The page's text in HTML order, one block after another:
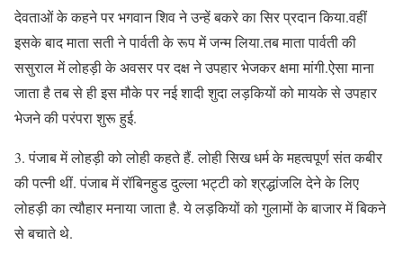
देवताओं के कहने पर भगवान शिव ने उन्हें बकरे का सिर प्रदान किया.वहीं
इसके बाद माता सती ने पार्वती के रूप में जन्म लिया.तब माता पार्वती की
ससुराल में लोहड़ी के अवसर पर दक्ष ने उपहार भेजकर क्षमा मांगी.ऐसा माना
जाता है तब से ही इस मौके पर नई शादी शुदा लड़कियों को मायके से उपहार
भेजने की परंपरा शुरू हुई.
3. पंजाब में लोहड़ी को लोही कहते हैं. लोही सिख धर्म के महत्वपूर्ण संत कबीर
की पत्नी थीं. पंजाब में रॉबिनहुड दुल्ला भट्टी को श्रद्धांजलि देने के लिए
लोहड़ी का त्यौहार मनाया जाता है. ये लड़कियों को गुलामों के बाजार में बिकने
से बचाते थे.